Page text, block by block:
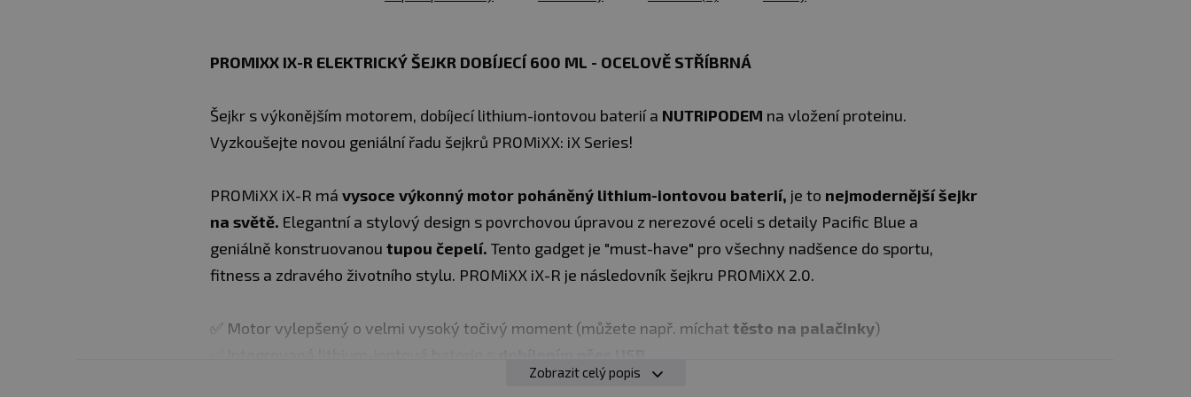
PROMIXX IX-R ELEKTRICKÝ ŠEJKR DOBÍJECÍ 600 ML - OCELOVĚ STŘÍBRNÁ
Šejkr s výkonějším motorem, dobíjecí lithium-iontovou baterií a NUTRiPODEM na vložení proteinu.
Vyzkoušejte novou geniální řadu šejkrů PROMiXX: iX Series!
PROMiXX iX-R má vysoce výkonný motor poháněný lithium-iontovou baterií, je to nejmodernější šejkr
na světě. Elegantní a stylový design s povrchovou úpravou z nerezové oceli s detaily Pacific Blue a
geniálně konstruovanou tupou čepelí. Tento gadget je "must-have" pro všechny nadšence do sportu,
fitness a zdravého životního stylu. PROMiXX iX-R je následovník šejkru PROMiXX 2.0.
✅ Motor vylepšený o velmi vysoký točivý moment (můžete např. míchat těsto na palačinky)
Zobrazit celý popis